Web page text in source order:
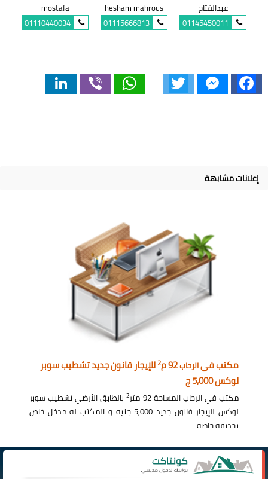
عبدالفتاح
01145450011
hesham mahrous
01115666813
mostafa
01110440034
Facebook
Messenger
WhatsApp
إعلانات مشابهة
مكتب فيالرحاب 2للإيجار قانون جديد تشطيب سوبر
لوكس 5,000 ج
مكتب في الرحاب المساحة 92 متر 2بالطابق الأرضي تشطيب سوبر
لوكس للإيجار قانون جديد 5,000 جنيه و المكتب له مدخل خاص
بحديقة خاصة